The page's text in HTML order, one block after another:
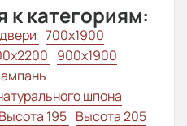
к категориям:
700x1900
900x1900
шпона
Высота 195 Высота 205